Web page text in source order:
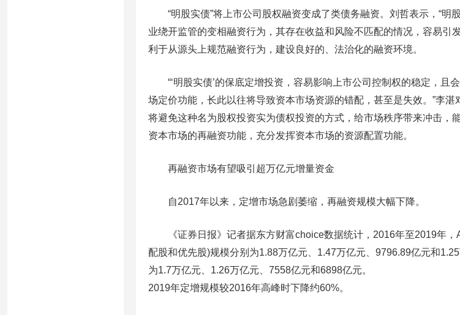
“明股实债”将上市公司股权融资变成了类债务融资。刘哲表示，“明
业绕开监管的变相融资行为，其存在收益和风险不匹配的情况，容易引
利于从源头上规范融资行为，建设良好的、法治化的融资环境。
“‘明股实债’的保底定增投资，容易影响上市公司控制权的稳定，且
场定价功能，长此以往将导致资本市场资源的错配，甚至是失效。”李湛
将避免这种名为股权投资实为债权投资的方式，给市场秩序带来冲击，
资本市场的再融资功能，充分发挥资本市场的资源配置功能。
再融资市场有望吸引超万亿元增量资金
自2017年以来，定增市场急剧萎缩，再融资规模大幅下降。
《证券日报》记者据东方财富choice数据统计，2016年至2019年，A
配股和优先股)规模分别为1.88万亿元、1.47万亿元、9796.89亿元和
为1.7万亿元、1.26万亿元、7558亿元和6898亿元。
2019年定增规模较2016年高峰时下降约60%。